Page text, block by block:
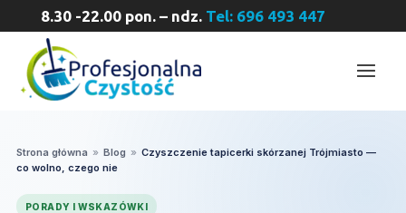
8.30 -22.00 pon. – ndz. Tel: 696 493 447
Strona główna » Blog » Czyszczenie tapicerki skórzanej Trójmiasto —
co wolno, czego nie
PORADY I WSKAZÓWKI